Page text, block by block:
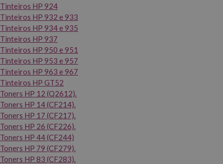
Tinteiros HP 924
Tinteiros HP 932 e 933
Tinteiros HP 934 e 935
Tinteiros HP 937
Tinteiros HP 950 e 951
Tinteiros HP 953 e 957
Tinteiros HP 963 e 967
Tinteiros HP GT52
Toners HP 12 (Q2612).
Toners HP 14 (CF214).
Toners HP 17 (CF217).
Toners HP 26 (CF226).
Toners HP 44 (CF244)
Toners HP 79 (CF279).
Toners HP 83 (CF283).